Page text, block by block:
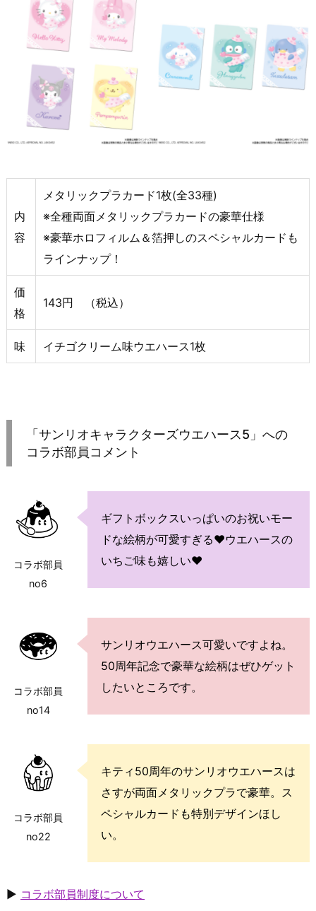
内
容
メタリックプラカード1枚(全33種)
※全種両面メタリックプラカードの豪華仕様
※豪華ホロフィルム＆箔押しのスペシャルカードも
ラインナップ！
価
格
143円 （税込）
味 イチゴクリーム味ウエハース1枚
「サンリオキャラクターズウエハース5」への
コラボ部員コメント
コラボ部員
no6
ギフトボックスいっぱいのお祝いモー
ドな絵柄が可愛すぎる♥ウエハースの
いちご味も嬉しい♥
コラボ部員
no14
サンリオウエハース可愛いですよね。
50周年記念で豪華な絵柄はぜひゲット
したいところです。
コラボ部員
no22
キティ50周年のサンリオウエハースは
さすが両面メタリックプラで豪華。ス
ペシャルカードも特別デザインほし
い。
▶ コラボ部員制度について